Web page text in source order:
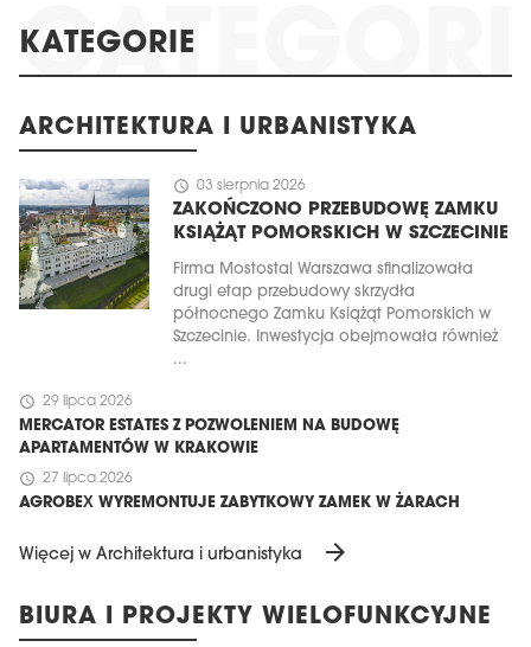
KATEGORIE
ARCHITEKTURA I URBANISTYKA
schedule 03 sierpnia 2026
ZAKOŃCZONO PRZEBUDOWĘ ZAMKU
KSIĄŻĄT POMORSKICH W SZCZECINIE
Firma Mostostal Warszawa sfinalizowała
drugi etap przebudowy skrzydła
północnego Zamku Książąt Pomorskich w
Szczecinie. Inwestycja obejmowała również
...
schedule 29 lipca 2026
MERCATOR ESTATES Z POZWOLENIEM NA BUDOWĘ
APARTAMENTÓW W KRAKOWIE
schedule 27 lipca 2026
AGROBEX WYREMONTUJE ZABYTKOWY ZAMEK W ŻARACH
Więcej w Architektura i urbanistyka arrow_forward
BIURA I PROJEKTY WIELOFUNKCYJNE